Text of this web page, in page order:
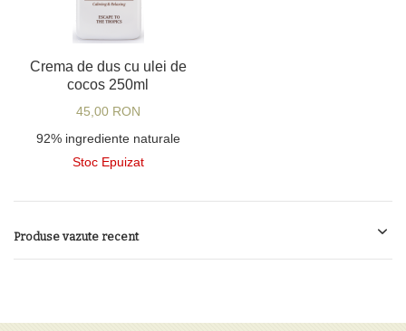
Crema de dus cu ulei de
cocos 250ml
45,00 RON
92% ingrediente naturale
Stoc Epuizat
Produse vazute recent